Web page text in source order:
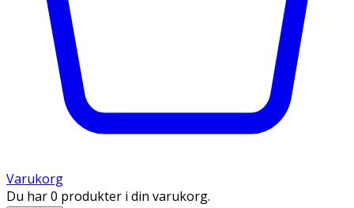
Varukorg
Du har 0 produkter i din varukorg.